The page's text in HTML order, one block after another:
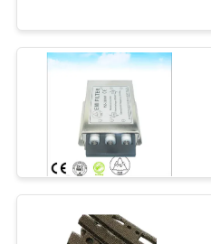
ΈΛΕΓΧΟΣ
ΕΙΔΉΣΕΙΣ
Φίλτρο